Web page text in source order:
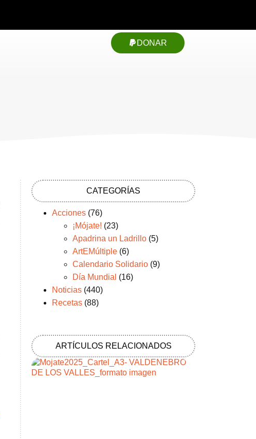
DONAR
CATEGORÍAS
Acciones(76)
¡Mójate! (23)
Apadrina un Ladrillo(5)
ArtEMúltiple(6)
Calendario Solidario(9)
Día Mundial (16)
Noticias(440)
Recetas(88)
ARTÍCULOS RELACIONADOS